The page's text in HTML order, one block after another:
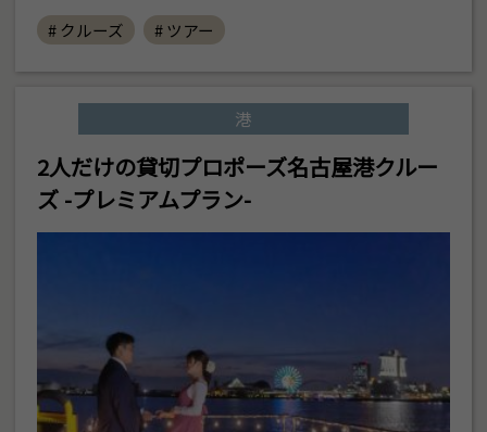
# クルーズ # ツアー
港
2人だけの貸切プロポーズ名古屋港クルー
ズ -プレミアムプラン-